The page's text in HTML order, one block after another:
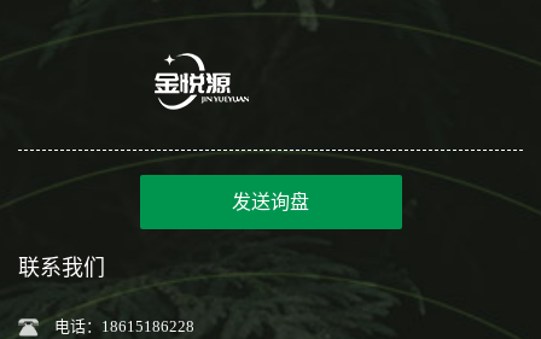
发送询盘
联系我们
电话：18615186228